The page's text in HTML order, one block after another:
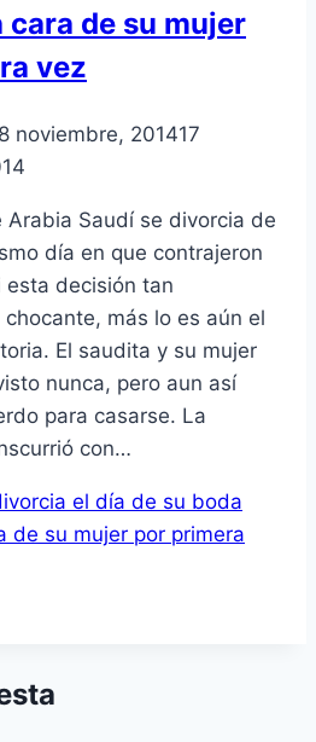
cara de su mujer
vez
noviembre, 201417
Arabia Saudí se divorcia de
día en que contrajeron
esta decisión tan
más lo es aún el
El saudita y su mujer
nunca, pero aun así
para casarse. La
con…
el día de su boda
de su mujer por primera